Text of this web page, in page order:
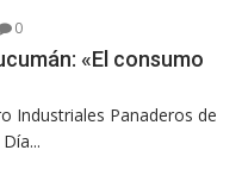
0
«El consumo
Industriales Panaderos de